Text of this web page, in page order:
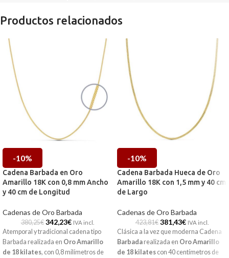
Productos relacionados
-10%
Cadena Barbada en Oro
Amarillo 18K con 0,8 mm Ancho
y 40 cm de Longitud
Cadenas de Oro Barbada
380,25€ 342,23€ IVA incl.
Atemporal y tradicional cadena tipo
Barbada realizada en Oro Amarillo
de 18 kilates, con 0,8 milímetros de
-10%
Cadena Barbada Hueca de Oro
Amarillo 18K con 1,5 mm y 40 cm
de Largo
Cadenas de Oro Barbada
423,81€ 381,43€ IVA incl.
Clásica a la vez que moderna Cadena
Barbadarealizada en Oro Amarillo
de 18 kilates con 40 centímetros de